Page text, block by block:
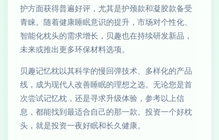
护方面获得普遍好评，尤其是护颈款和凝胶款备受
青睐。随着健康睡眠意识的提升，市场对个性化、
智能化枕头的需求增长，贝趣也在持续研发新品，
未来或推出更多环保材料选项。
贝趣记忆枕以其科学的慢回弹技术、多样化的产品
线，成为现代人改善睡眠的理想之选。无论您是首
次尝试记忆枕，还是寻求升级体验，参考以上信
息，都能找到最适合自己的那一款。投资一个好枕
头，就是投资一夜好眠和长久健康。